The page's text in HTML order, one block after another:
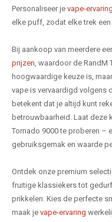
Personaliseer je vape-ervaring
elke puff, zodat elke trek een
Bij aankoop van meerdere
prijzen , waardoor de RandM
hoogwaardige keuze is,
vape is vervaardigd volgens
betekent dat je altijd kunt
betrouwbaarheid. Laat deze
Tornado 9000 te proberen –
gebruiksgemak en waarde
Ontdek onze premium
fruitige klassiekers tot
prikkelen. Kies de perfecte
maak je vape-ervaring